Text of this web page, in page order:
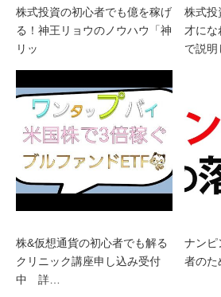
株式投資の初心者でも億を稼げ
る！神王リョウのノウハウ「神
リッ
株式投
才にな
で説明
株&仮想通貨の初心者でも解る
クリニック講座申し込み受付
中 詳…
ナンピ
者のた